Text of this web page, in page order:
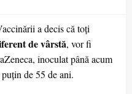
a decis că toți
de vârstă, vor fi
inoculat până acum
de 55 de ani.